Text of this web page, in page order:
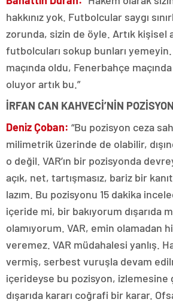
hakkınız yok. Futbolcular saygı
zorunda, sizin de öyle. Artık kişisel
futbolcuları sokup bunları
maçında oldu, Fenerbahçe
oluyor artık bu.”
İRFAN CAN KAHVECİ’NİN
Deniz Çoban: “Bu pozisyon ceza
milimetrik üzerinde de olabilir,
o değil. VAR’ın bir pozisyonda
açık, net, tartışmasız, bariz bir
lazım. Bu pozisyonu 15 dakika
içeride mi, bir bakıyorum dışarıda
olamıyorum. VAR, emin olamadan
veremez. VAR müdahalesi yanlış.
vermiş, serbest vuruşla devam
içerideyse bu pozisyon,
dışarıda kararı coğrafi bir karar.